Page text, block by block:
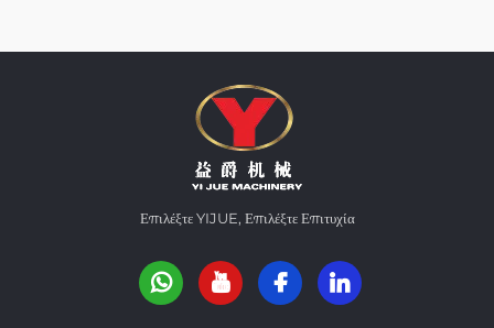
Επιλέξτε YIJUE, Επιλέξτε Επιτυχία